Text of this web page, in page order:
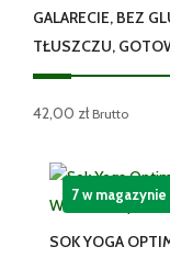
GALARECIE, BEZ
TŁUSZCZU,
42,00 zł Brutto
SOK YOGA
7 w magazynie